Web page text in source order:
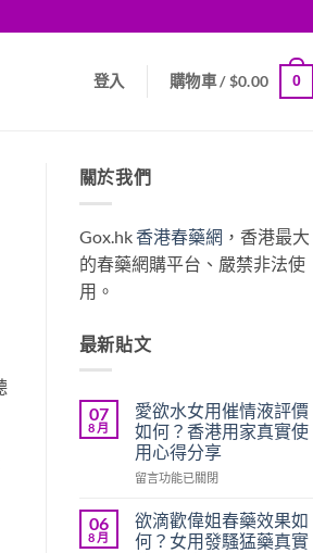
登入 購物車 /$0.00 0
關於我們
Gox.hk香港春藥網 ，香港最大
的春藥網購平台、嚴禁非法使
用。
最新貼文
07
8 月
愛欲水女用催情液評價
如何？香港用家真實使
用心得分享
在
欲
水
留言功能已關閉
06
8 月
欲滴歡偉姐春藥效果如
何？女用發騷猛藥真實